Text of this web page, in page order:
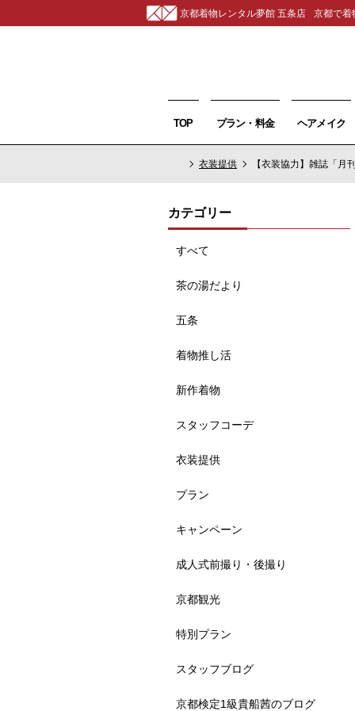
京都着物レンタル夢館 五条店 京都で着
TOP プラン・料金 ヘアメイク
衣装提供 【衣装協力】雑誌「
カテゴリー
すべて
茶の湯だより
五条
着物推し活
新作着物
スタッフコーデ
衣装提供
プラン
キャンペーン
成人式前撮り・後撮り
京都観光
特別プラン
スタッフブログ
京都検定1級貴船茜のブログ